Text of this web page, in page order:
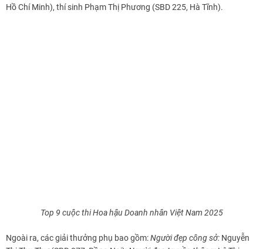
Hồ Chí Minh), thí sinh Phạm Thị Phương (SBD 225, Hà Tĩnh).
Top 9 cuộc thi Hoa hậu Doanh nhân Việt Nam 2025
Ngoài ra, các giải thưởng phụ bao gồm:Người đẹp công sở: Nguyễn